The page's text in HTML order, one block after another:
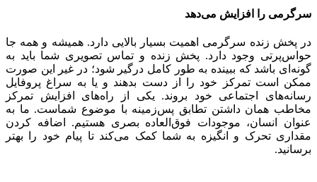
سرگرمی را افزایش می‌دهد
در پخش زنده سرگرمی اهمیت بسیار بالایی دارد. همیشه و همه جا
حواس‌پرتی وجود دارد. پخش زنده و تماس تصویری شما باید به
گونه‌ای باشد که ببینده به طور کامل درگیر شود؛ در غیر این صورت
ممکن است تمرکز خود را از دست بدهند و یا به سراغ پروفایل
رسانه‌های اجتماعی خود بروند. یکی از راه‌های افزایش تمرکز
مخاطب همان داشتن تطابق پس‌زمینه با موضوع شماست. ما به
عنوان انسان، موجودات فوق‌العاده بصری هستیم. اضافه کردن
مقداری تحرک و انگیزه به شما کمک می‌کند تا پیام خود را بهتر
برسانید.